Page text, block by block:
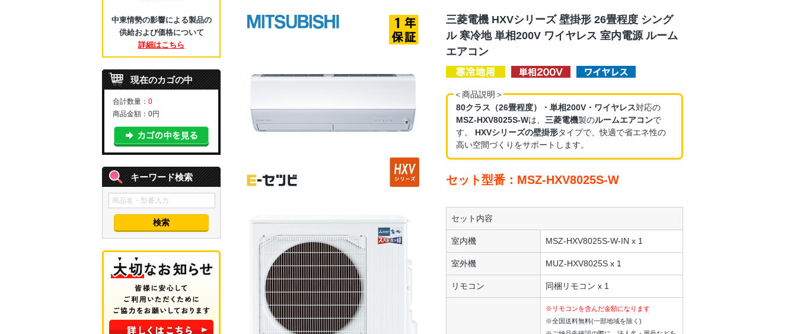
三菱電機 HXVシリーズ 壁掛形 26畳程度 シング
ル 寒冷地 単相200V ワイヤレス 室内電源 ルーム
エアコン
＜商品説明＞
80クラス（26畳程度）・単相200V・ワイヤレス対応の
MSZ-HXV8025S-Wは、 三菱電機製のルームエアコンで
す。 HXVシリーズの壁掛形タイプで、快適で省エネ性の
高い空間づくりをサポートします。
セット型番：MSZ-HXV8025S-W
セット内容
室内機 MSZ-HXV8025S-W-IN x 1
室外機 MUZ-HXV8025S x 1
リモコン 同梱リモコン x 1
※リモコンを含んだ金額になります
※全国送料無料(一部地域を除く)
中東情勢の影響による製品の
供給および価格について
詳細はこちら
現在のカゴの中
合計数量： 0
商品金額： 0円
キーワード検索